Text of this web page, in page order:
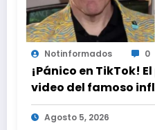
Notinformados 0
¡Pánico en TikTok!
video del famoso
Hilton que obligó a
ayuda médica
Agosto 5, 2026